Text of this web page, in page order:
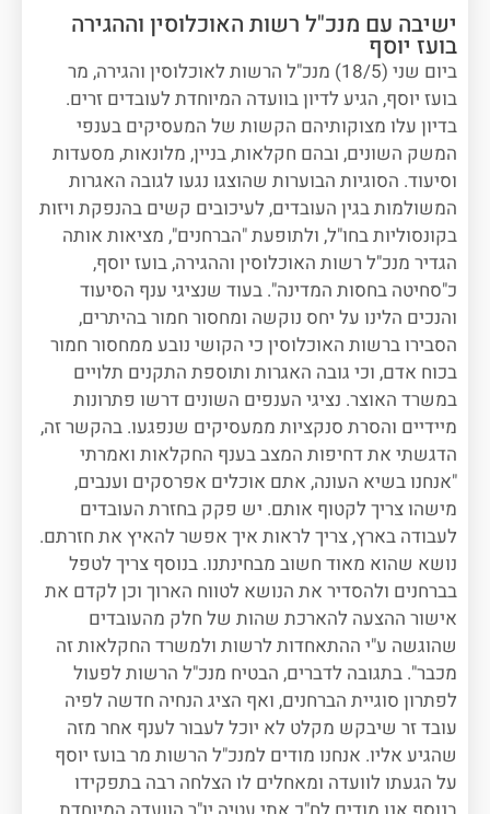
ישיבה עם מנכ"ל רשות האוכלוסין וההגירה
בועז יוסף
ביום שני (18/5) מנכ"ל הרשות לאוכלוסין והגירה, מר
בועז יוסף, הגיע לדיון בוועדה המיוחדת לעובדים זרים.
בדיון עלו מצוקותיהם הקשות של המעסיקים בענפי
המשק השונים, ובהם חקלאות, בניין, מלונאות, מסעדות
וסיעוד. הסוגיות הבוערות שהוצגו נגעו לגובה האגרות
המשולמות בגין העובדים, לעיכובים קשים בהנפקת ויזות
בקונסוליות בחו"ל, ולתופעת "הברחנים", מציאות אותה
הגדיר מנכ"ל רשות האוכלוסין וההגירה, בועז יוסף,
כ"סחיטה בחסות המדינה". בעוד שנציגי ענף הסיעוד
והנכים הלינו על יחס נוקשה ומחסור חמור בהיתרים,
הסבירו ברשות האוכלוסין כי הקושי נובע ממחסור חמור
בכוח אדם, וכי גובה האגרות ותוספת התקנים תלויים
במשרד האוצר. נציגי הענפים השונים דרשו פתרונות
מיידיים והסרת סנקציות ממעסיקים שנפגעו. בהקשר זה,
הדגשתי את דחיפות המצב בענף החקלאות ואמרתי
"אנחנו בשיא העונה, אתם אוכלים אפרסקים וענבים,
מישהו צריך לקטוף אותם. יש פקק בחזרת העובדים
לעבודה בארץ, צריך לראות איך אפשר להאיץ את חזרתם.
נושא שהוא מאוד חשוב מבחינתנו. בנוסף צריך לטפל
בברחנים ולהסדיר את הנושא לטווח הארוך וכן לקדם את
אישור ההצעה להארכת שהות של חלק מהעובדים
שהוגשה ע"י ההתאחדות לרשות ולמשרד החקלאות זה
מכבר". בתגובה לדברים, הבטיח מנכ"ל הרשות לפעול
לפתרון סוגיית הברחנים, ואף הציג הנחיה חדשה לפיה
עובד זר שיבקש מקלט לא יוכל לעבור לענף אחר מזה
שהגיע אליו. אנחנו מודים למנכ"ל הרשות מר בועז יוסף
על הגעתו לוועדה ומאחלים לו הצלחה רבה בתפקידו